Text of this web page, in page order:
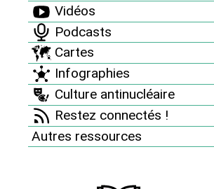
Vidéos
Podcasts
Cartes
Infographies
Culture antinucléaire
Restez connectés !
Autres ressources
de l’État,nous dépendons
soutien de nos donateur⋅ices.
soutien financier que nous pouvons
de tout mettre en œuvre pour offrir
futures l’espoir d’un avenir sans
Aidez-nous à obtenir cet
permettre de continuer la lutte au
cette énergie mortifère et pour
sobriété énergétique et les